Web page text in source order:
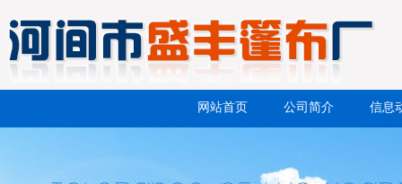
网站首页 公司简介 信息